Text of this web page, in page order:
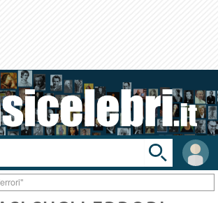
User
area
Toggle
search
bar